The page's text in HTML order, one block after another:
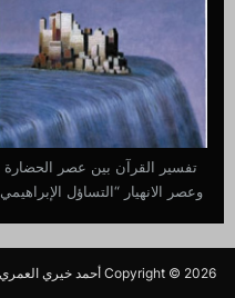
تفسير القرآن بين عصر الحضارة
وعصر الانهيار “التساؤل الإبراهيمي
Copyright © 2026 أحمد خيري العمري.